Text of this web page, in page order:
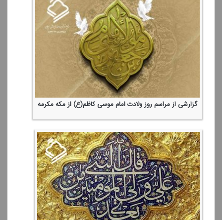
گزارشی از مراسم روز ولادت امام موسی كاظم(ع) از مكه مكرمه